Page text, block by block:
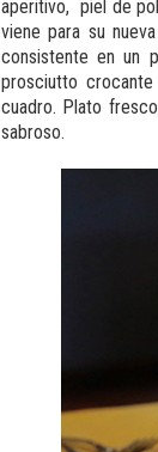
aperitivo, piel de
viene para su
consistente en un
prosciutto
cuadro. Plato
sabroso.